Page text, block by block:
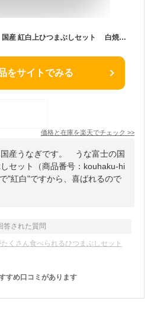
【うな富士公式】 うなぎ 国産 紅白上ひつまぶしセット 白焼＆蒲焼 2食分（80g×4パック） ギフト 出汁・タレ・薬味付き 鰻 蒲焼 青うなぎ 二ホンウナギ 特大サイズ プレゼント お歳暮 贈答用 贈り物 お返し 誕生日 記念日 内祝 還暦
をサイトでみる
価格と在庫を楽天でチェック >>
産うなぎです。 うな富士の国
セット（商品番号：kouhaku-hi
"紅白"ですから、喜ばれるので
答された質問
くさん食べられるひつまぶしセット
すめ口コミがあります